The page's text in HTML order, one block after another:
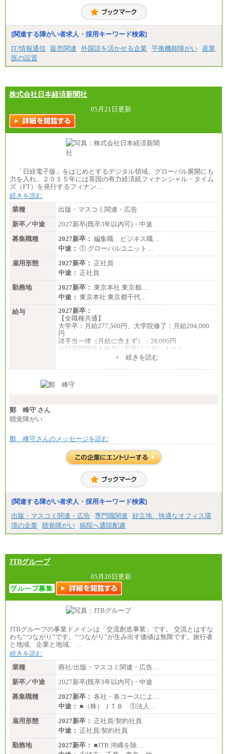
※自己成長支援金(10,000円）を含む
※別途、Workstyle支援金(月額4,000円）
[関連する障がい者求人・採用キーワード検索]
IT/情報通信 販売関連 外国語を活かせる企業 平衡機能障がい
産業
医の設置
株式会社日本経済新聞社
05月21日更新
「日経電子版」をはじめとするデジタル領域、グローバル展開にも
力を入れ、２０１５年には英国の有力経済紙フィナンシャル・タイム
ズ（FT）を発行するフィナン…
続きを読む
業種
出版・マスコミ関連・広告
新卒／中途
2027新卒(既卒3年以内可)・中途
募集職種
2027新卒： 編集職 ビジネス職…
中途： ① グローバルユニット…
雇用形態
2027新卒： 正社員
中途： 正社員
勤務地
2027新卒： 東京本社 東京都…
中途： 東京本社 東京都千代…
給与
2027新卒：
【全職種共通】
大学卒：月給277,500円、大学院修了：月給294,000
円
諸手当一律（月給に含まず）：28,000円
※試用期間中も給与に変更はございません
月給370,000円～
ます。
+ 続きを読む
鄭 峰守 さん
聴覚障がい
鄭 峰守さんのメッセージを読む
[関連する障がい者求人・採用キーワード検索]
出版・マスコミ関連・広告 専門職関連
好立地、快適なオフィス環
境の企業
聴覚障がい 病院へ通院配慮
JTBグループ
05月20日更新
JTBグループの事業ドメインは「交流創造事業」です。 交流とはすな
わち“つながり”です。“つながり”が生み出す価値は無限です。旅行者
と地域、企業と地域、…
続きを読む
業種
商社/出版・マスコミ関連・広告…
新卒／中途
2027新卒(既卒3年以内可)・中途
募集職種
2027新卒： 各社・各コースによ…
中途： ■（株）ＪＴＢ ①法人…
雇用形態
2027新卒： 正社員/契約社員
中途： 正社員/契約社員
勤務地
2027新卒： ■JTB 沖縄を除…